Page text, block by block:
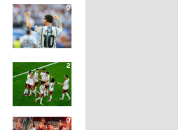
0
2
0